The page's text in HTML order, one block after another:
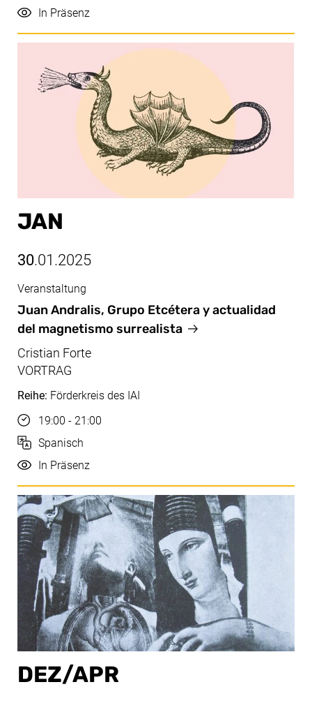
Durchführung
In Präsenz
JAN
30.01.2025
Jan, 30.01.2025
Juan Andralis, Grupo Etcétera y actualidad
del magnetismo surrealista
Veranstaltung
Cristian Forte
VORTRAG
Reihe: Förderkreis des IAI
Uhrzeit
19:00 - 21:00
Sprache
Spanisch
Durchführung
In Präsenz
DEZ/​APR